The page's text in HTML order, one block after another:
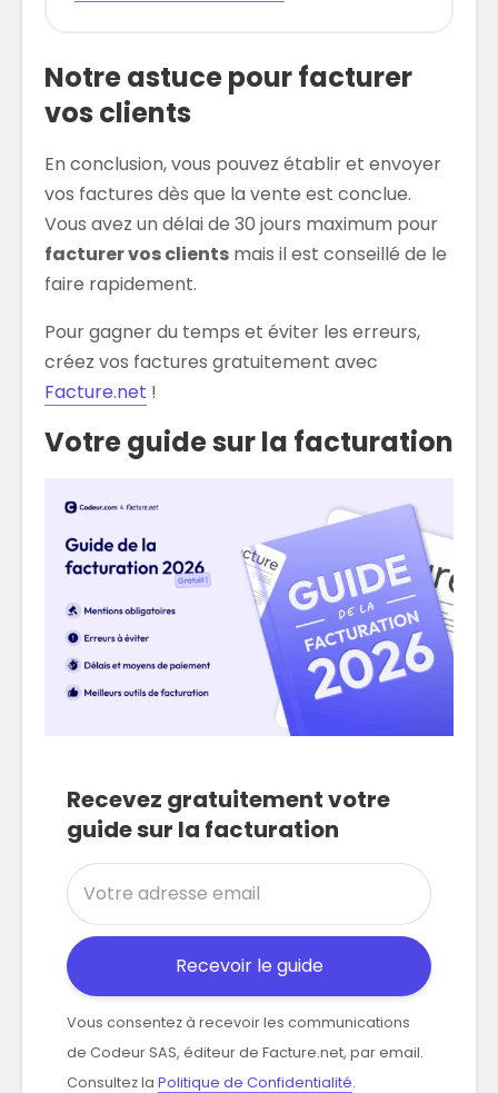
Notre astuce pour facturer
vos clients
En conclusion, vous pouvez établir et envoyer
vos factures dès que la vente est conclue.
Vous avez un délai de 30 jours maximum pour
facturer vos clients mais il est conseillé de le
faire rapidement.
Pour gagner du temps et éviter les erreurs,
créez vos factures gratuitement avec
Facture.net !
Votre guide sur la facturation
Recevez gratuitement votre
guide sur la facturation
Recevoir le guide
Vous consentez à recevoir les communications
de Codeur SAS, éditeur de Facture.net, par email.
Consultez la Politique de Confidentialité.